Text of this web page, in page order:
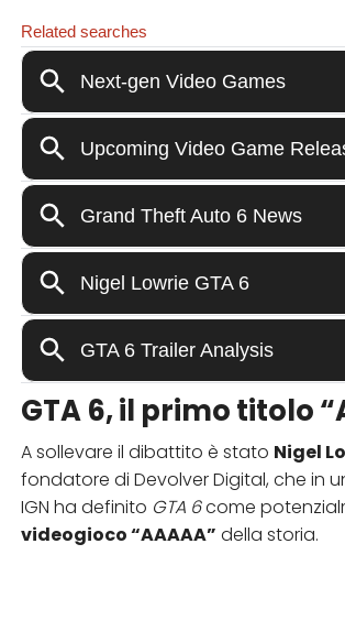
GTA 6, il primo titolo
A sollevare il dibattito è stato Nigel
fondatore di Devolver Digital, che in
IGN ha definito GTA 6come
videogioco “AAAAA” della storia.